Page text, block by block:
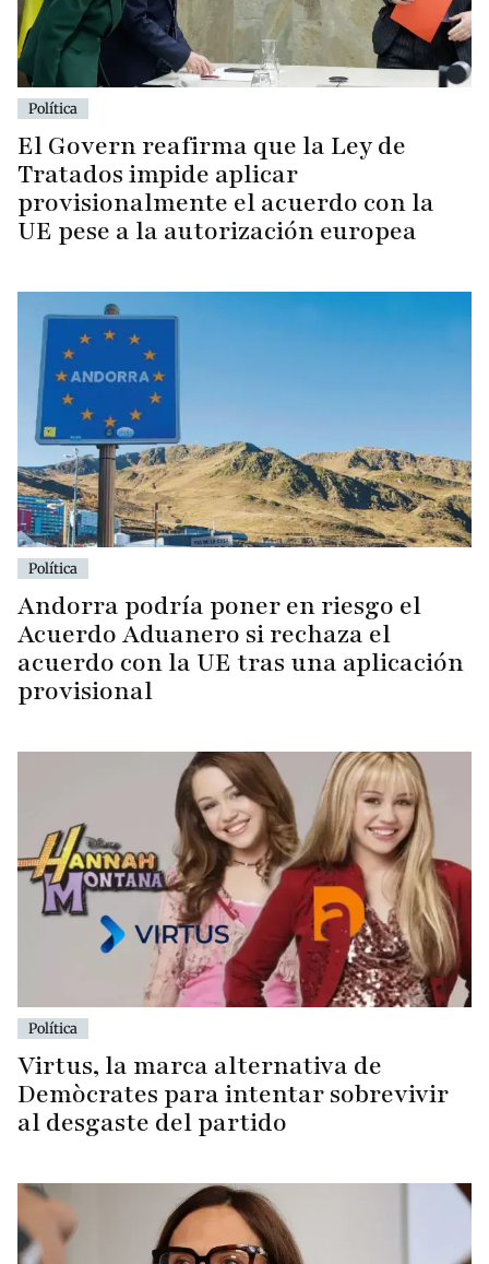
Política
El Govern reafirma que la Ley de
Tratados impide aplicar
provisionalmente el acuerdo con la
UE pese a la autorización europea
Política
Andorra podría poner en riesgo el
Acuerdo Aduanero si rechaza el
acuerdo con la UE tras una aplicación
provisional
Política
Virtus, la marca alternativa de
Demòcrates para intentar sobrevivir
al desgaste del partido